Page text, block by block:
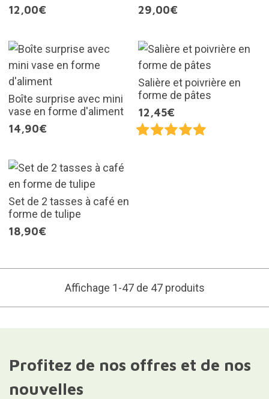
12,00€
29,00€
Boîte surprise avec mini
vase en forme d'aliment
14,90€
Salière et poivrière en
forme de pâtes
12,45€
Set de 2 tasses à café en
forme de tulipe
18,90€
Affichage 1-47 de 47 produits
Profitez de nos offres et de nos
nouvelles